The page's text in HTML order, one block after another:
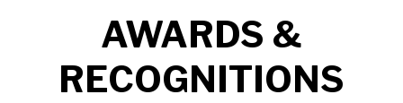
AWARDS &
RECOGNITIONS